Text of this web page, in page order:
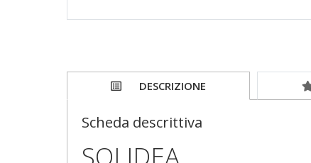
DESCRIZIONE
Scheda descrittiva